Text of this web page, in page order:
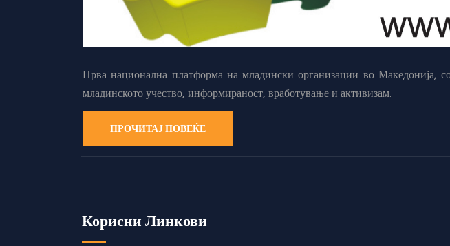
Прва национална платформа на младински организации во Македонија,
младинското учество, информираност, вработување и активизам.
ПРОЧИТАЈ ПОВЕЌЕ
Корисни Линкови